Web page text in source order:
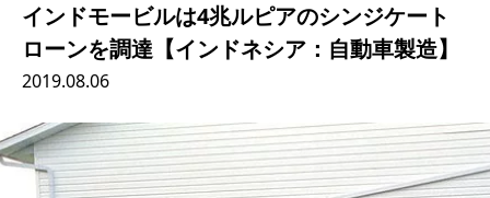
インドモービルは4兆ルピアのシンジケート
ローンを調達【インドネシア：自動車製造】
2019.08.06